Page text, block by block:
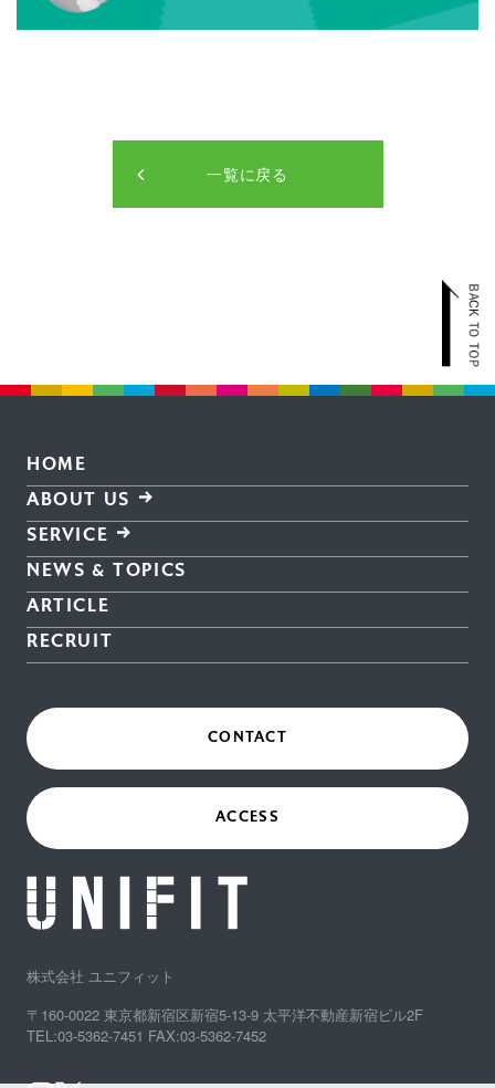
一覧に戻る
HOME
ABOUT US
SERVICE
NEWS & TOPICS
ARTICLE
RECRUIT
CONTACT
ACCESS
株式会社 ユニフィット
〒160-0022 東京都新宿区新宿5-13-9 太平洋不動産新宿ビル2F
TEL:03-5362-7451 FAX:03-5362-7452